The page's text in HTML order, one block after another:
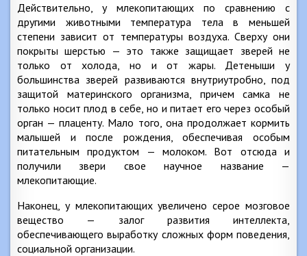
Действительно, у млекопитающих по сравнению с
другими животными температура тела в меньшей
степени зависит от температуры воздуха. Сверху они
покрыты шерстью — это также защищает зверей не
только от холода, но и от жары. Детеныши у
большинства зверей развиваются внутриутробно, под
защитой материнского организма, причем самка не
только носит плод в себе, но и питает его через особый
орган — плаценту. Мало того, она продолжает кормить
малышей и после рождения, обеспечивая особым
питательным продуктом — молоком. Вот отсюда и
получили звери свое научное название —
млекопитающие.
Наконец, у млекопитающих увеличено серое мозговое
вещество — залог развития интеллекта,
обеспечивающего выработку сложных форм поведения,
социальной организации.